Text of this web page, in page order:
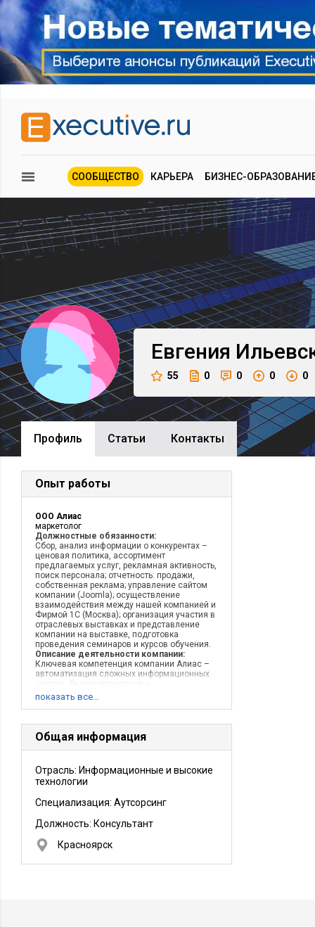
СООБЩЕСТВО КАРЬЕРА БИЗНЕС-
Евгения
55 0 0 0 0
Профиль Cтатьи Контакты
Опыт работы
ООО Алиас
маркетолог
Должностные обязанности:
Сбор, анализ информации о конкурентах –
ценовая политика, ассортимент
предлагаемых услуг, рекламная активность,
поиск персонала; отчетность: продажи,
собственная реклама; управление сайтом
компании (Joomla); осуществление
взаимодействия между нашей компанией и
Фирмой 1С (Москва); организация участия в
отраслевых выставках и представление
компании на выставке, подготовка
проведения семинаров и курсов обучения.
Описание деятельности компании:
Ключевая компетенция компании Алиас –
автоматизация сложных информационных
управленческого учета в производственной,
лидирующие позиции на рынке
автоматизированных систем управления
бизнес-процессами на базе программных
средств «1С».По крайней мере так написано
показать все…
Общая информация
Отрасль: Информационные и высокие
технологии
Специализация: Аутсорсинг
Должность: Консультант
Красноярск